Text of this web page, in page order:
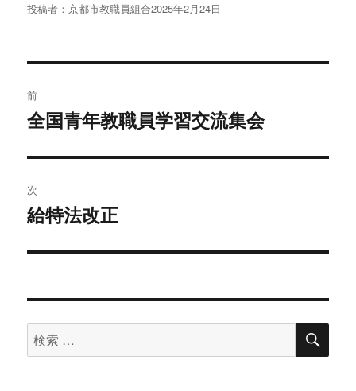
投稿者：京都市教職員組合投
2025年2月24日
稿
ビ
ゲ
ー
ン
前
過
の
投
稿:
全国青年教職員学習交流集会
次
次
投
給特法改正
検
索
検